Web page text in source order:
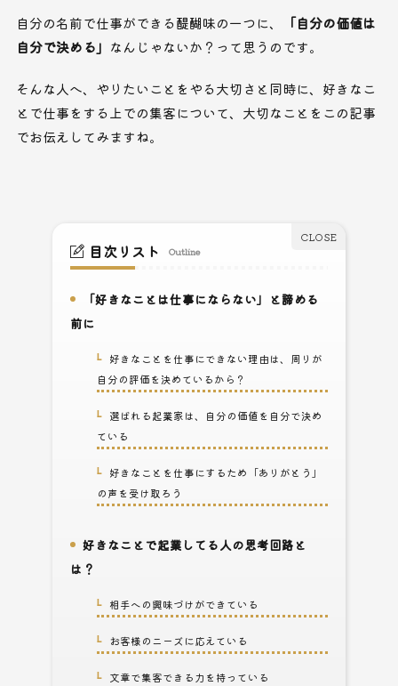
自分の名前で仕事ができる醍醐味の一つに、
「自分の価値は
自分で決める」 なんじゃないか？って思うのです。
そんな人へ、やりたいことをやる大切さと同時に、好きなこ
とで仕事をする上での集客について、大切なことをこの記事
でお伝えしてみますね。
目次リスト Outline
「好きなことは仕事にならない」と諦める
前に
1-1.好きなことを仕事にできない理由は、周りが
自分の評価を決めているから？
1-2.選ばれる起業家は、自分の価値を自分で決め
ている
1-3.好きなことを仕事にするため「ありがとう」
の声を受け取ろう
2.
好きなことで起業してる人の思考回路と
は？
2-1.相手への興味づけができている
2-2.お客様のニーズに応えている
2-3.文章で集客できる力を持っている